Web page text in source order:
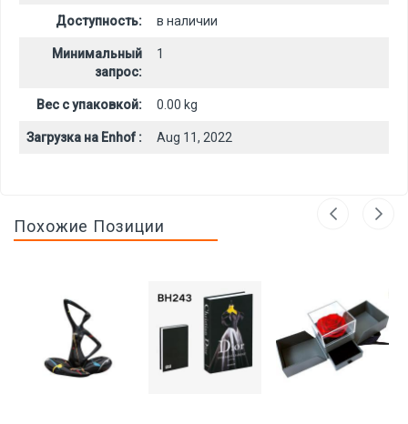
Доступность: в наличии
Минимальный
запрос:
1
Вес с упаковкой: 0.00 kg
Загрузка на Enhof : Aug 11, 2022
Похожие Позиции